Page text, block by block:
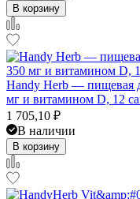
В корзину
Handy Herb — пищевая
мг и витамином D, 12
1 705,10 ₽
В наличии
В корзину